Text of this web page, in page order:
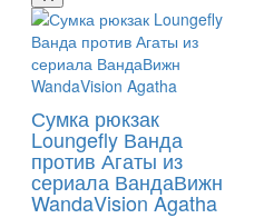
Сумка рюкзак
Loungefly Ванда
против Агаты из
сериала ВандаВижн
WandaVision Agatha